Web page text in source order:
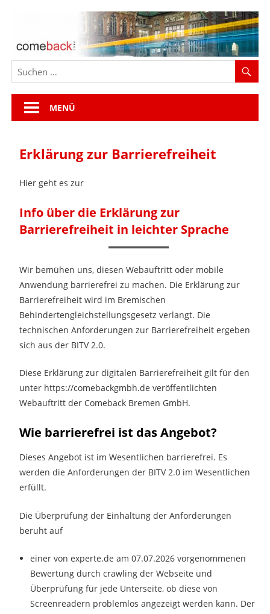
MENÜ
Erklärung zur Barrierefreiheit
Hier geht es zur
Info über die Erklärung zur
Barrierefreiheit in leichter Sprache
Wir bemühen uns, diesen Webauftritt oder mobile
Anwendung barrierefrei zu machen. Die Erklärung zur
Barrierefreiheit wird im Bremischen
Behindertengleichstellungsgesetz verlangt. Die
technischen Anforderungen zur Barrierefreiheit ergeben
sich aus der BITV 2.0.
Diese Erklärung zur digitalen Barrierefreiheit gilt für den
unter https://comebackgmbh.de veröffentlichten
Webauftritt der Comeback Bremen GmbH.
Wie barrierefrei ist das Angebot?
Dieses Angebot ist im Wesentlichen barrierefrei. Es
werden die Anforderungen der BITV 2.0 im Wesentlichen
erfüllt.
Die Überprüfung der Einhaltung der Anforderungen
beruht auf
einer von experte.de am 07.07.2026 vorgenommenen
Bewertung durch crawling der Webseite und
Überprüfung für jede Unterseite, ob diese von
Screenreadern problemlos angezeigt werden kann. Der